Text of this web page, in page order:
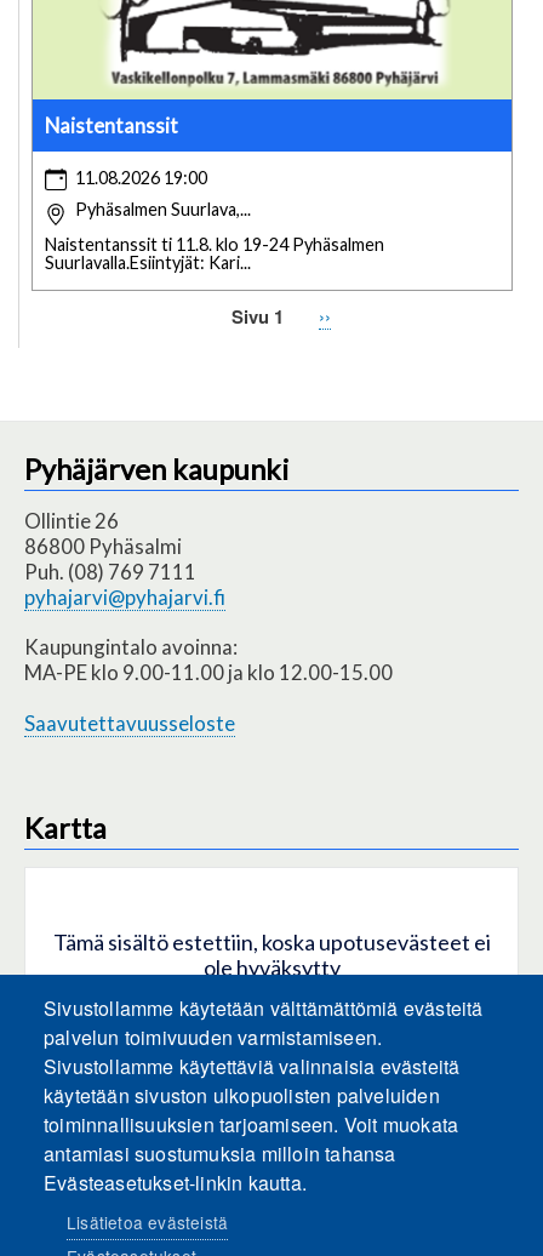
Naistentanssit
11.08.2026 19:00
Pyhäsalmen Suurlava,...
Naistentanssit ti 11.8. klo 19-24 Pyhäsalmen
Suurlavalla.Esiintyjät: Kari...
Sivu 1
Seuraava
››
Pyhäjärven kaupunki
Ollintie 26
86800 Pyhäsalmi
Puh. (08) 769 7111
pyhajarvi@pyhajarvi.fi
Kaupungintalo avoinna:
MA-PE klo 9.00-11.00 ja klo 12.00-15.00
Saavutettavuusseloste
Kartta
Tämä sisältö estettiin, koska upotusevästeet ei
ole hyväksytty
HYVÄKSY KAIKKI EVÄSTEET
Hyväksy vain upotusevästeet
Sivustollamme käytetään välttämättömiä evästeitä
palvelun toimivuuden varmistamiseen.
Sivustollamme käytettäviä valinnaisia evästeitä
käytetään sivuston ulkopuolisten palveluiden
toiminnallisuuksien tarjoamiseen. Voit muokata
antamiasi suostumuksia milloin tahansa
Evästeasetukset-linkin kautta.
Lisätietoa evästeistä